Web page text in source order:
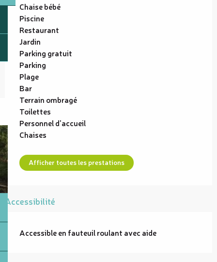
Chaise bébé
Piscine
Restaurant
Jardin
Parking gratuit
Parking
Plage
Bar
Terrain ombragé
Toilettes
Personnel d'accueil
Chaises
Afficher toutes les prestations
Accessibilité
Accessible en fauteuil roulant avec aide